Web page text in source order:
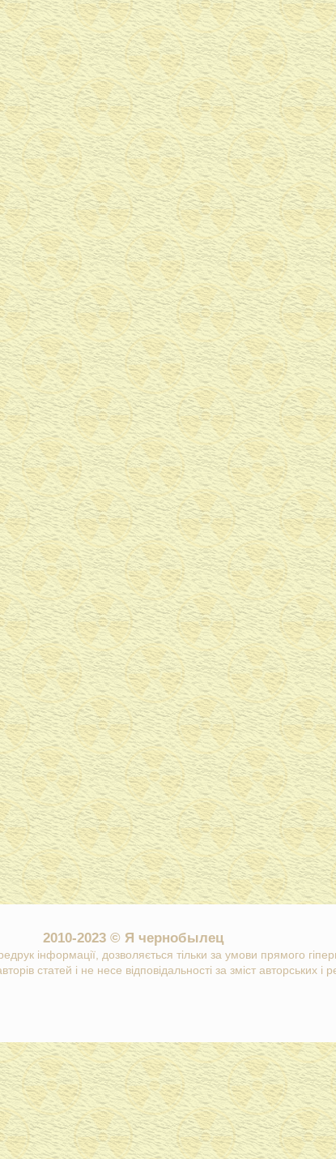
2010-2023 © Я чернобылец
інформації, дозволяється тільки за умови прямого
статей і не несе відповідальності за зміст авторських і